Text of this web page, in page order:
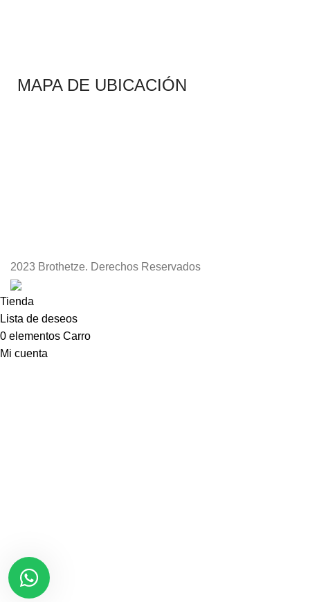
MAPA DE UBICACIÓN
2023 Brothetze. Derechos Reservados
Tienda
Lista de deseos
0 elementos Carro
Mi cuenta